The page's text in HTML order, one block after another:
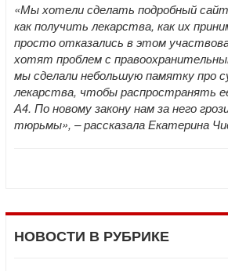
«Мы хотели сделать подробный
как получить лекарства, как их
просто отказались в этом
хотят проблем с
мы сделали небольшую памятку про
лекарства, чтобы распространять
А4. По новому закону нам за него
тюрьмы», – рассказала Екатерина
НОВОСТИ В РУБРИКЕ